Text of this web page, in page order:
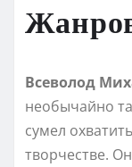
Всеволод
необычайно
сумел
творчестве.